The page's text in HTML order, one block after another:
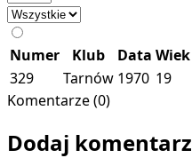
Numer Klub Data Wiek
329
Tarnów 1970 19
Komentarze (0)
Dodaj komentarz